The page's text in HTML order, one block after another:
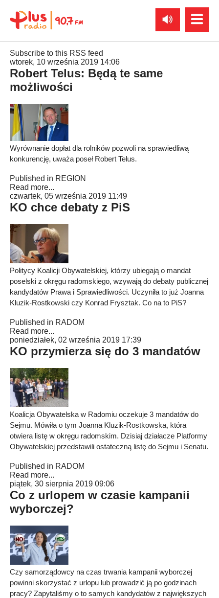
Subscribe to this RSS feed
wtorek, 10 września 2019 14:06
Robert Telus: Będą te same
możliwości
Wyrównanie dopłat dla rolników pozwoli na sprawiedliwą
konkurencję, uważa poseł Robert Telus.
Published in REGION
Read more...
czwartek, 05 września 2019 11:49
KO chce debaty z PiS
Politycy Koalicji Obywatelskiej, którzy ubiegają o mandat
poselski z okręgu radomskiego, wzywają do debaty publicznej
kandydatów Prawa i Sprawiedliwości. Uczyniła to już Joanna
Kluzik-Rostkowski czy Konrad Frysztak. Co na to PiS?
Published in RADOM
Read more...
poniedziałek, 02 września 2019 17:39
KO przymierza się do 3 mandatów
Koalicja Obywatelska w Radomiu oczekuje 3 mandatów do
Sejmu. Mówiła o tym Joanna Kluzik-Rostkowska, która
otwiera listę w okręgu radomskim. Dzisiaj działacze Platformy
Obywatelskiej przedstawili ostateczną listę do Sejmu i Senatu.
Published in RADOM
Read more...
piątek, 30 sierpnia 2019 09:06
Co z urlopem w czasie kampanii
wyborczej?
Czy samorządowcy na czas trwania kampanii wyborczej
powinni skorzystać z urlopu lub prowadzić ją po godzinach
pracy? Zapytaliśmy o to samych kandydatów z największych